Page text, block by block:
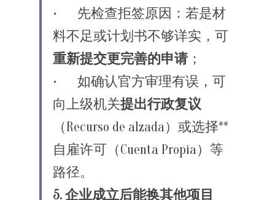
•	先检查拒签原因：若是材
料不足或计划书不够详实，可
重新提交更完善的申请；
•	如确认官方审理有误，可
向上级机关提出行政复议
（Recurso de alzada）或选择**
自雇许可（Cuenta Propia）等
路径。
5. 企业成立后能换其他项目